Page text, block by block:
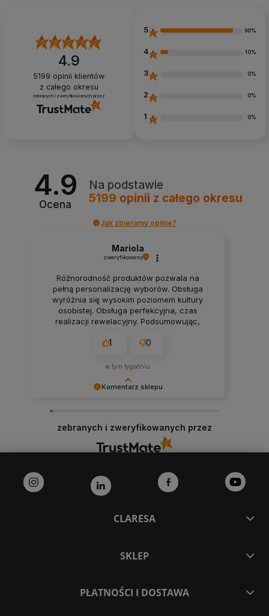
4.9
5199 opinii klientów
z całego okresu
zebranych i zweryfikowanych przez
5 90%
4 10%
3 0%
2 0%
1 0%
4.9
Ocena
Na podstawie
5199 opinii z całego okresu
Jak zbieramy opinie?
Komentarz sklepu
że jesteśmy na właściwym torze :) Z
Mariola
zweryfikowano
Różnorodność produktów pozwala na
pełną personalizację wyborów. Obsługa
wyróżnia się wysokim poziomem kultury
osobistej. Obsługa perfekcyjna, czas
realizacji rewelacyjny. Podsumowując,
1 0
w tym tygodniu
zebranych i zweryfikowanych przez
CLARESA
SKLEP
PŁATNOŚCI I DOSTAWA